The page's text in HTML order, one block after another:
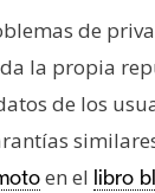
de
la propia
de los
en el libro